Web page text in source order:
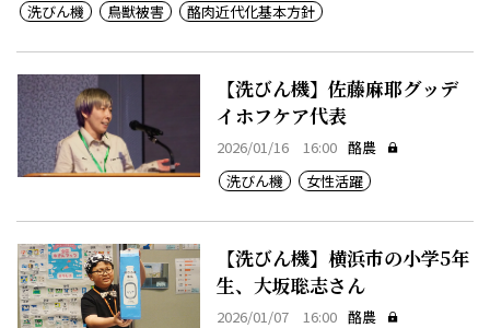
洗びん機
鳥獣被害 酪肉近代化基本方針
【洗びん機】佐藤麻耶グッデ
イホフケア代表
2026/01/16 16:00 酪農
洗びん機
女性活躍
【洗びん機】横浜市の小学5年
生、大坂聡志さん
2026/01/07 16:00 酪農